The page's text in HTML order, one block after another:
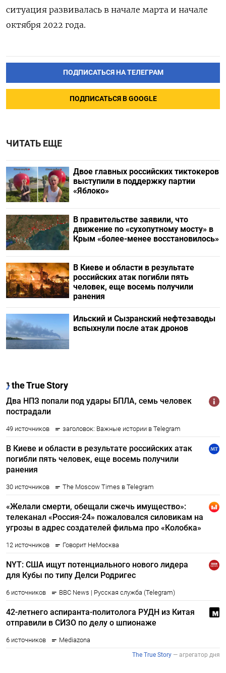
ситуация развивалась в начале марта и начале
октября 2022 года.
ПОДПИСАТЬСЯ НА ТЕЛЕГРАМ
ПОДПИСАТЬСЯ В GOOGLE
ЧИТАТЬ ЕЩЕ
Двое главных российских тиктокеров
выступили в поддержку партии
«Яблоко»
В правительстве заявили, что
движение по «сухопутному мосту» в
Крым «более-менее восстановилось»
В Киеве и области в результате
российских атак погибли пять
человек, еще восемь получили
ранения
Ильский и Сызранский нефтезаводы
вспыхнули после атак дронов